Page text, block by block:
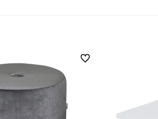
Do ulubionych